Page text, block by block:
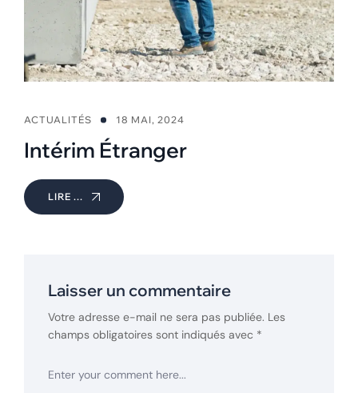
ACTUALITÉS 18 MAI, 2024
Intérim Étranger
LIRE ...
Laisser un commentaire
Votre adresse e-mail ne sera pas publiée. Les
champs obligatoires sont indiqués avec *